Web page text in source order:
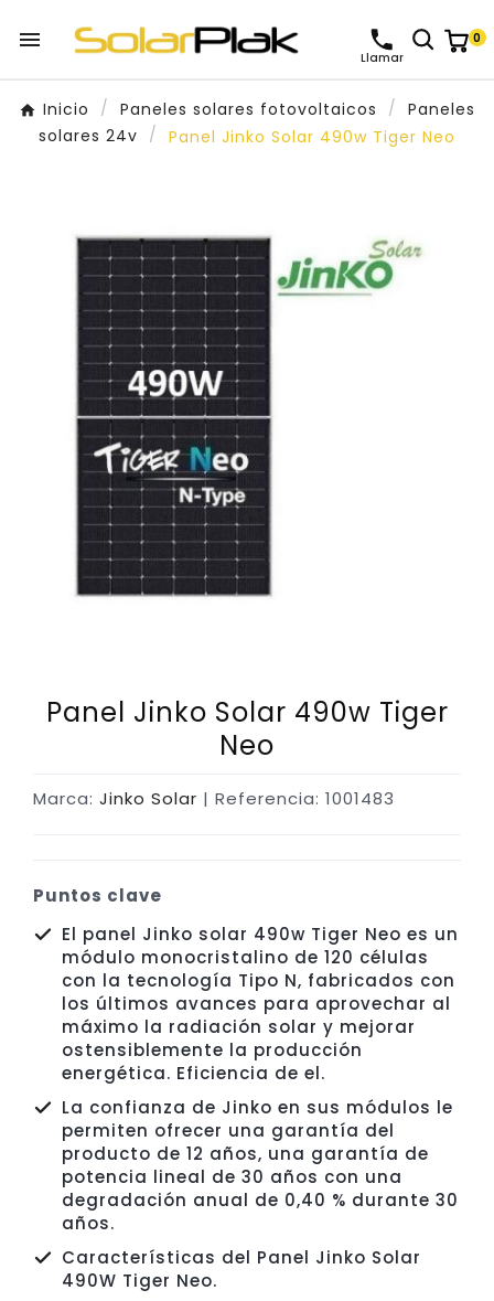

Llamar
0
Inicio Paneles solares fotovoltaicos
Paneles
solares 24v
Panel Jinko Solar 490w Tiger Neo
Panel Jinko Solar 490w Tiger
Neo
Marca: Jinko Solar | Referencia: 1001483
Puntos clave
El panel Jinko solar 490w Tiger Neo es un
módulo monocristalino de 120 células
con la tecnología Tipo N, fabricados con
los últimos avances para aprovechar al
máximo la radiación solar y mejorar
ostensiblemente la producción
energética. Eficiencia de el.
La confianza de Jinko en sus módulos le
permiten ofrecer una garantía del
producto de 12 años, una garantía de
potencia lineal de 30 años con una
degradación anual de 0,40 % durante 30
años.
Características del Panel Jinko Solar
490W Tiger Neo.